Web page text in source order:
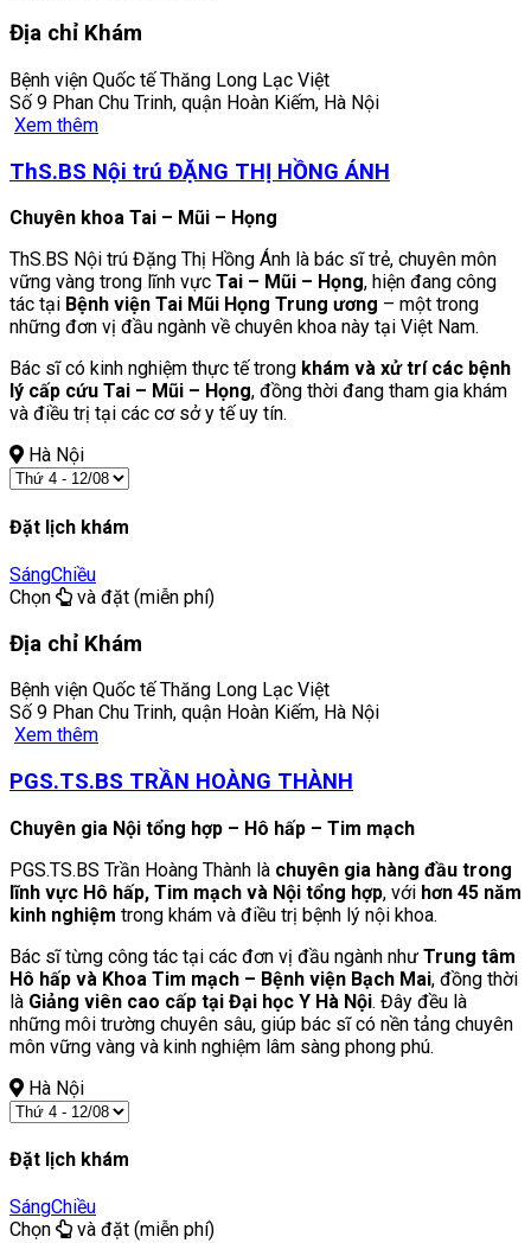
Địa chỉ Khám
Bệnh viện Quốc tế Thăng Long Lạc Việt
Số 9 Phan Chu Trinh, quận Hoàn Kiếm, Hà Nội
Xem thêm
ThS.BS Nội trú ĐẶNG THỊ HỒNG ÁNH
Chuyên khoa Tai – Mũi – Họng
ThS.BS Nội trú Đặng Thị Hồng Ánh là bác sĩ trẻ, chuyên môn
vững vàng trong lĩnh vực Tai – Mũi – Họng, hiện đang công
tác tại Bệnh viện Tai Mũi Họng Trung ương – một trong
những đơn vị đầu ngành về chuyên khoa này tại Việt Nam.
Bác sĩ có kinh nghiệm thực tế trong khám và xử trí các bệnh
lý cấp cứu Tai – Mũi – Họng, đồng thời đang tham gia khám
và điều trị tại các cơ sở y tế uy tín.
Hà Nội
Đặt lịch khám
SángChiều
Chọn
và đặt (miễn phí)
Địa chỉ Khám
Bệnh viện Quốc tế Thăng Long Lạc Việt
Số 9 Phan Chu Trinh, quận Hoàn Kiếm, Hà Nội
Xem thêm
PGS.TS.BS TRẦN HOÀNG THÀNH
Chuyên gia Nội tổng hợp – Hô hấp – Tim mạch
PGS.TS.BS Trần Hoàng Thành là chuyên gia hàng đầu trong
lĩnh vực Hô hấp, Tim mạch và Nội tổng hợp, với hơn 45 năm
kinh nghiệm trong khám và điều trị bệnh lý nội khoa.
Bác sĩ từng công tác tại các đơn vị đầu ngành như Trung tâm
Hô hấp và Khoa Tim mạch – Bệnh viện Bạch Mai, đồng thời
là Giảng viên cao cấp tại Đại học Y Hà Nội. Đây đều là
những môi trường chuyên sâu, giúp bác sĩ có nền tảng chuyên
môn vững vàng và kinh nghiệm lâm sàng phong phú.
Hà Nội
Đặt lịch khám
SángChiều
Chọn
và đặt (miễn phí)